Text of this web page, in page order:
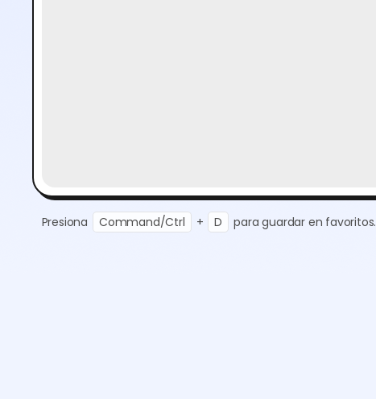
Presiona Command/Ctrl + D para guardar en favoritos.